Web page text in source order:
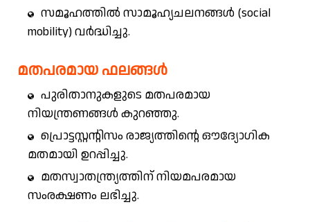
സമൂഹത്തിൽ സാമൂഹ്യചലനങ്ങൾ (social
mobility) വർദ്ധിച്ചു.
മതപരമായ ഫലങ്ങൾ
പുരിതാനുകളുടെ മതപരമായ
നിയന്ത്രണങ്ങൾ കുറഞ്ഞു.
പ്രൊട്ടസ്റ്റന്റിസം രാജ്യത്തിന്റെ ഔദ്യോഗിക
മതമായി ഉറപ്പിച്ചു.
മതസ്വാതന്ത്ര്യത്തിന് നിയമപരമായ
സംരക്ഷണം ലഭിച്ചു.